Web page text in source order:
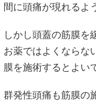
間に頭痛が現れるよ
しかし頭蓋の筋膜を
お薬ではよくならな
膜を施術するとよい
群発性頭痛も筋膜の